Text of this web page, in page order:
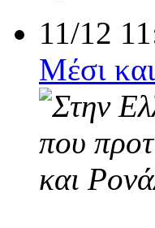
11/12
Μέσι